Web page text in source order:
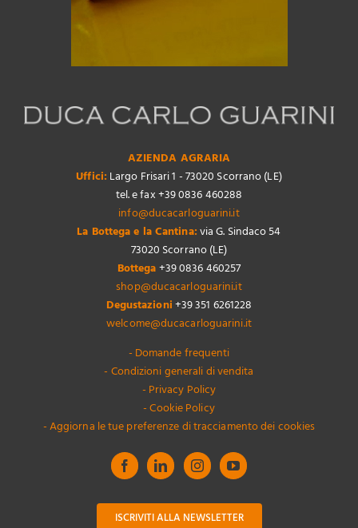
AZIENDA AGRARIA
Uffici: Largo Frisari 1 - 73020 Scorrano (LE)
tel. e fax +39 0836 460288
info@ducacarloguarini.it
La Bottega e la Cantina:via G. Sindaco 54
73020 Scorrano (LE)
Bottega+39 0836 460257
shop@ducacarloguarini.it
Degustazioni+39 351 6261228
welcome@ducacarloguarini.it
- Domande frequenti
- Condizioni generali di vendita
- Privacy Policy
- Cookie Policy
- Aggiorna le tue preferenze di tracciamento dei cookies
ISCRIVITI ALLA NEWSLETTER